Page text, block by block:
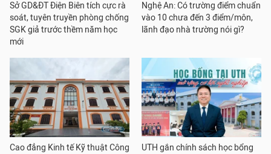
Sở GD&ĐT Điện Biên tích cực rà
soát, tuyên truyền phòng chống
SGK giả trước thềm năm học
mới
Nghệ An: Có trường điểm chuẩn
vào 10 chưa đến 3 điểm/môn,
lãnh đạo nhà trường nói gì?
Cao đẳng Kinh tế Kỹ thuật Công
UTH gắn chính sách học bổng